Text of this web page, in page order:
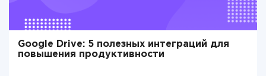
Google Drive: 5 полезных интеграций для
повышения продуктивности